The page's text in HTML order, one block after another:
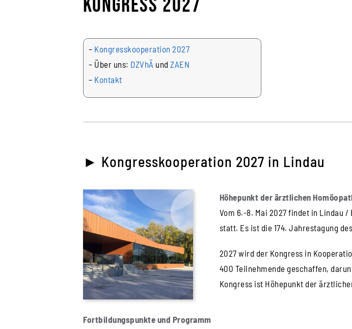
Kongress 2027
– Kongresskooperation 2027
– Über uns: DZVhÄ undZAEN
– Kontakt
► Kongresskooperation 2027 in Lindau
Höhepunkt der ärztlichen
Vom 6.-8. Mai 2027 findet in Lindau
statt. Es ist die 174. Jahrestagung
2027 wird der Kongress in
400 Teilnehmende geschaffen,
Kongress ist Höhepunkt der
Fortbildungspunkte und Programm